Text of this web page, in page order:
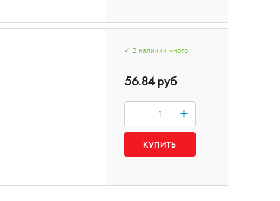
✓ В наличии много
56.84 руб
+